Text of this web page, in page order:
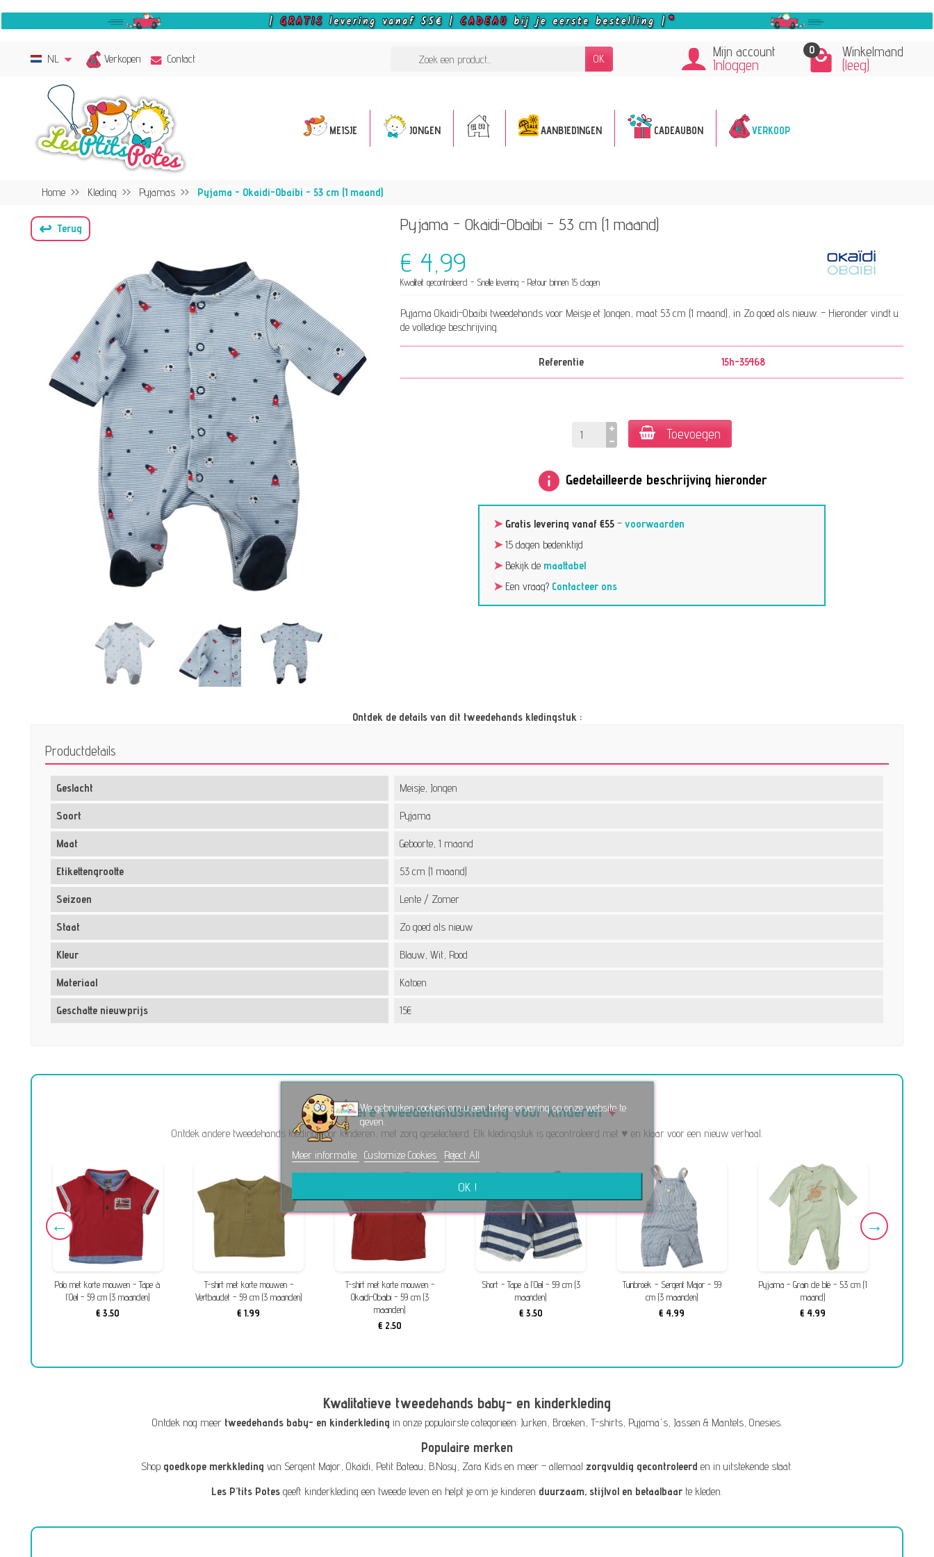
NL Verkopen Contact OK Mijn account
Inloggen
0 Winkelmand
(leeg)
MEISJE JONGEN AANBIEDINGEN CADEAUBON VERKOOP
Home Kleding Pyjamas Pyjama - Okaidi-Obaibi - 53 cm (1 maand)
↩ Terug Pyjama - Okaidi-Obaibi - 53 cm (1 maand)
€ 4,99
Kwaliteit gecontroleerd - Snelle levering - Retour binnen 15 dagen
Pyjama Okaidi-Obaibi tweedehands voor Meisje et Jongen, maat 53 cm (1 maand), in Zo goed als nieuw. – Hieronder vindt u
de volledige beschrijving.
Referentie 15h-35468
Toevoegen
info Gedetailleerde beschrijving hieronder
➤ Gratis levering vanaf €55– voorwaarden
➤15 dagen bedenktijd
➤Bekijk de maattabel
➤Een vraag? Contacteer ons
Ontdek de details van dit tweedehands kledingstuk :
Productdetails
Geslacht Meisje, Jongen
Soort Pyjama
Maat Geboorte, 1 maand
Etikettengrootte 53 cm (1 maand)
Seizoen Lente / Zomer
Staat Zo goed als nieuw
Kleur Blauw, Wit, Rood
Materiaal Katoen
Geschatte nieuwprijs 15€
Andere tweedehandskleding voor kinderen
Ontdek andere tweedehands kleding voor kinderen, met zorg geselecteerd. Elk kledingstuk is gecontroleerd met ♥ en klaar voor een nieuw verhaal.
Polo met korte mouwen - Tape à
l'Oeil - 59 cm (3 maanden)
€ 3,50
T-shirt met korte mouwen -
Vertbaudet - 59 cm (3 maanden)
€ 1,99
T-shirt met korte mouwen -
Okaidi-Obaibi - 59 cm (3
maanden)
€ 2,50
Short - Tape à l'Oeil - 59 cm (3
maanden)
€ 3,50
Tuinbroek - Sergent Major - 59
cm (3 maanden)
€ 4,99
Pyjama - Grain de blé - 53 cm (1
maand)
€ 4,99
Kwalitatieve tweedehands baby- en kinderkleding
Ontdek nog meer tweedehands baby- en kinderkleding in onze populairste categorieën: Jurken, Broeken, T-shirts, Pyjama's, Jassen & Mantels, Onesies.
Populaire merken
Shop goedkope merkkleding vanSergent Major,Okaïdi, Petit Bateau, B.Nosy, Zara Kids en meer – allemaal zorgvuldig gecontroleerd en in uitstekende staat.
Les P’tits Potes geeft kinderkleding een tweede leven en helpt je om je kinderen duurzaam, stijlvol en betaalbaar te kleden.
We gebruiken cookies om u een betere ervaring op onze website te
geven.
Meer informatie Customize Cookies Reject All
OK !